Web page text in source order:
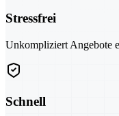
Stressfrei
Unkompliziert Angebote
Schnell